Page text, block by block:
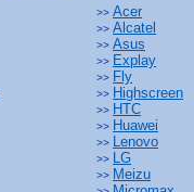
>> Acer
>> Alcatel
>> Asus
>> Explay
>> Fly
>> Highscreen
>> HTC
>> Huawei
>> Lenovo
>> LG
>> Meizu